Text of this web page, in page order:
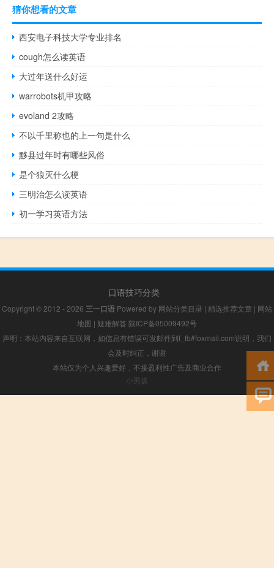
猜你想看的文章
西安电子科技大学专业排名
cough怎么读英语
大过年送什么好运
warrobots机甲攻略
evoland 2攻略
不以千里称也的上一句是什么
黟县过年时有哪些风俗
是个狼灭什么梗
三明治怎么读英语
初一学习英语方法
口语技巧分类
Copyright © 2012 - 2026 三一口语 Powered by 网站分类目录 | 精选推荐文章 | 网站
地图 | 疑难解答 陕ICP备05009492号
声明：本站内容来自互联网，如信息有错误可发邮件到f_fb#foxmail.com说明，我们
会及时纠正，谢谢
本站仅为个人兴趣爱好，不接盈利性广告及商业合作
小男孩